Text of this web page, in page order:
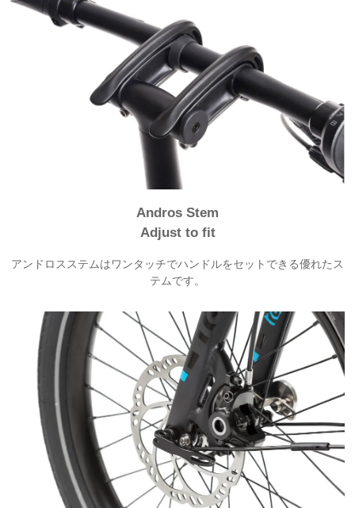
Andros Stem
Adjust to fit
アンドロスステムはワンタッチでハンドルをセットできる優れたス
テムです。